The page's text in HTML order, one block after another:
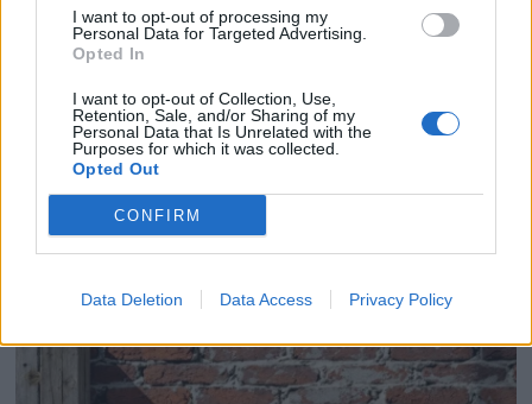
I want to opt-out of processing my
Personal Data for Targeted Advertising.
Opted In
I want to opt-out of Collection, Use,
Retention, Sale, and/or Sharing of my
Personal Data that Is Unrelated with the
Purposes for which it was collected.
Opted Out
CONFIRM
Data Deletion Data Access Privacy Policy
Pourquoi les maisons anciennes restent fraîches face
à la canicule